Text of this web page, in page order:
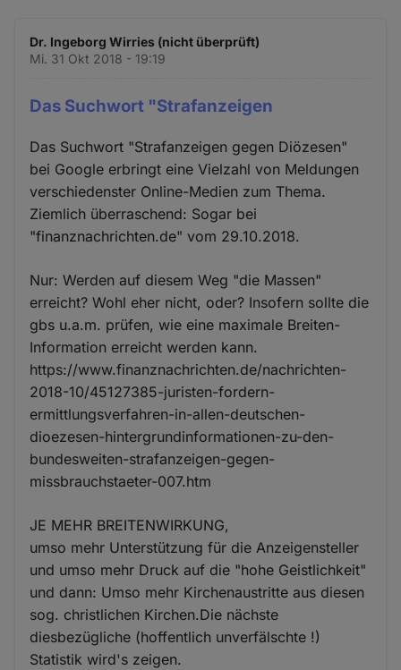
Dr. Ingeborg Wirries (nicht überprüft)
Mi. 31 Okt 2018 - 19:19
Das Suchwort "Strafanzeigen
Das Suchwort "Strafanzeigen gegen Diözesen"
bei Google erbringt eine Vielzahl von Meldungen
verschiedenster Online-Medien zum Thema.
Ziemlich überraschend: Sogar bei
"finanznachrichten.de" vom 29.10.2018.
Nur: Werden auf diesem Weg "die Massen"
erreicht? Wohl eher nicht, oder? Insofern sollte die
gbs u.a.m. prüfen, wie eine maximale Breiten-
Information erreicht werden kann.
https://www.finanznachrichten.de/nachrichten-
2018-10/45127385-juristen-fordern-
ermittlungsverfahren-in-allen-deutschen-
dioezesen-hintergrundinformationen-zu-den-
bundesweiten-strafanzeigen-gegen-
missbrauchstaeter-007.htm
JE MEHR BREITENWIRKUNG,
umso mehr Unterstützung für die Anzeigensteller
und umso mehr Druck auf die "hohe Geistlichkeit"
und dann: Umso mehr Kirchenaustritte aus diesen
sog. christlichen Kirchen.Die nächste
diesbezügliche (hoffentlich unverfälschte !)
Statistik wird's zeigen.